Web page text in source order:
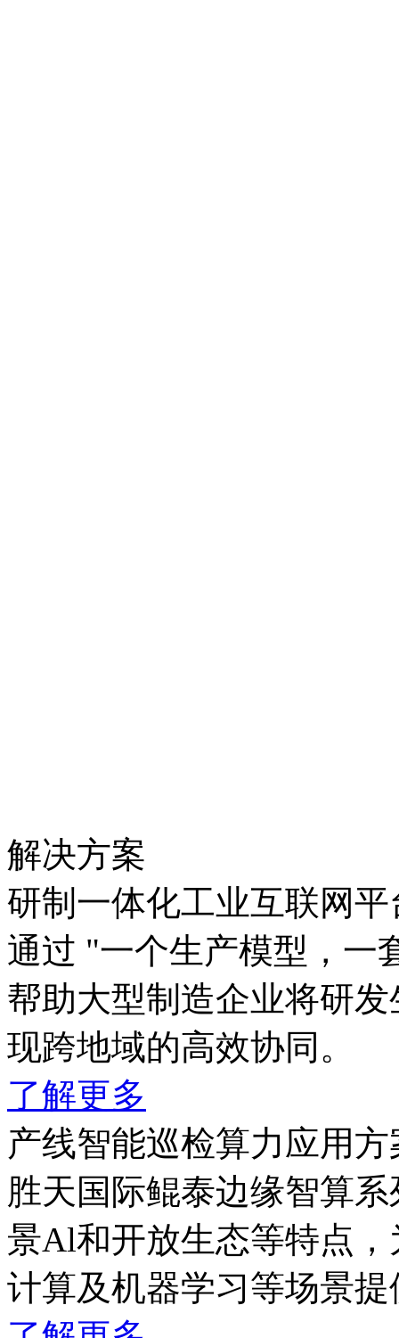
解决方案
研制一体化工业互联网平
通过 "一个生产模型，一
帮助大型制造企业将研发
现跨地域的高效协同。
了解更多
产线智能巡检算力应用方
胜天国际鲲泰边缘智算系列
景Al和开放生态等特点，
计算及机器学习等场景